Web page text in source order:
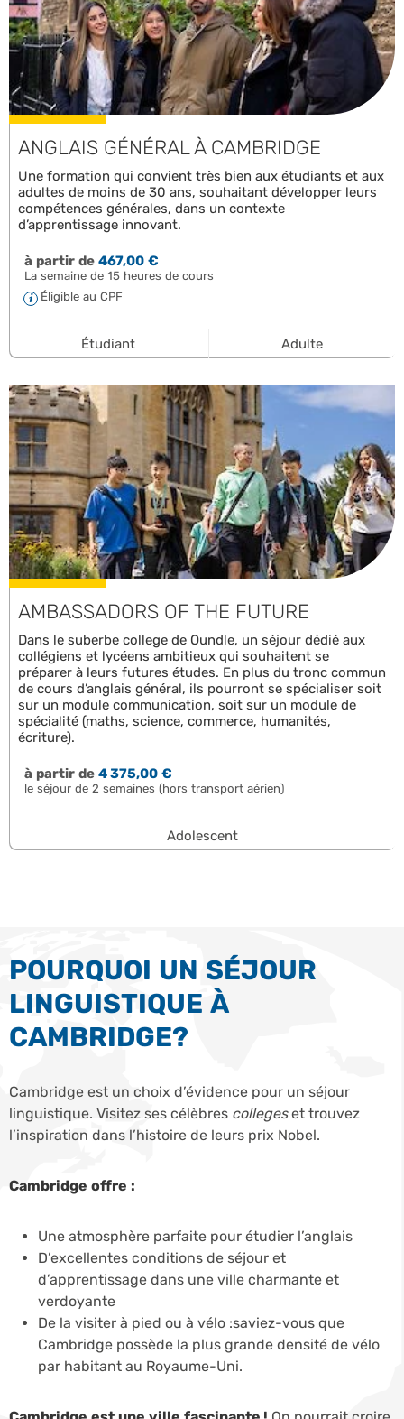
ANGLAIS GÉNÉRAL À CAMBRIDGE
Une formation qui convient très bien aux étudiants et aux
adultes de moins de 30 ans, souhaitant développer leurs
compétences générales, dans un contexte
d’apprentissage innovant.
à partir de467,00 €
La semaine de 15 heures de cours
Éligible au CPF
Étudiant Adulte
AMBASSADORS OF THE FUTURE
Dans le suberbe college de Oundle, un séjour dédié aux
collégiens et lycéens ambitieux qui souhaitent se
préparer à leurs futures études. En plus du tronc commun
de cours d’anglais général, ils pourront se spécialiser soit
sur un module communication, soit sur un module de
spécialité (maths, science, commerce, humanités,
écriture).
à partir de4 375,00 €
le séjour de 2 semaines (hors transport aérien)
Adolescent
POURQUOI UN SÉJOUR
LINGUISTIQUE À
CAMBRIDGE?
Cambridge est un choix d’évidence pour un séjour
linguistique. Visitez ses célèbres collegeset trouvez
l’inspiration dans l’histoire de leurs prix Nobel.
Cambridge offre :
Une atmosphère parfaite pour étudier l’anglais
D’excellentes conditions de séjour et
d’apprentissage dans une ville charmante et
verdoyante
De la visiter à pied ou à vélo :saviez-vous que
Cambridge possède la plus grande densité de vélo
par habitant au Royaume-Uni.